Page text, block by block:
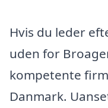
Hvis du leder
uden for
kompetente
Danmark.